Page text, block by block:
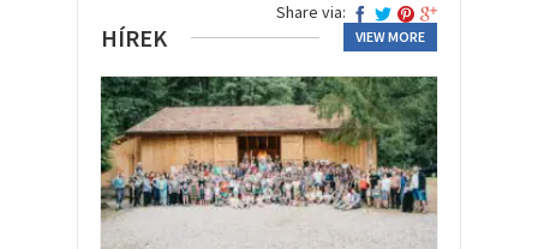
Share via:
HÍREK VIEW MORE